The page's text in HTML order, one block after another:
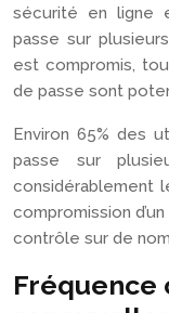
sécurité en ligne
passe sur
est compromis,
de passe sont
Environ 65% des
passe sur
considérablement
compromission
contrôle sur de